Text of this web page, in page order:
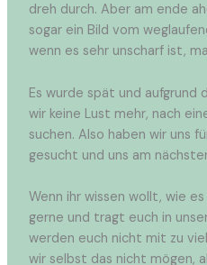
dreh durch. Aber am ende
sogar ein Bild vom
wenn es sehr unscharf ist,
Es wurde spät und
wir keine Lust mehr, nach
suchen. Also haben wir uns
gesucht und uns am
Wenn ihr wissen wollt, wie
gerne und tragt euch in
werden euch nicht mit zu
wir selbst das nicht mögen,